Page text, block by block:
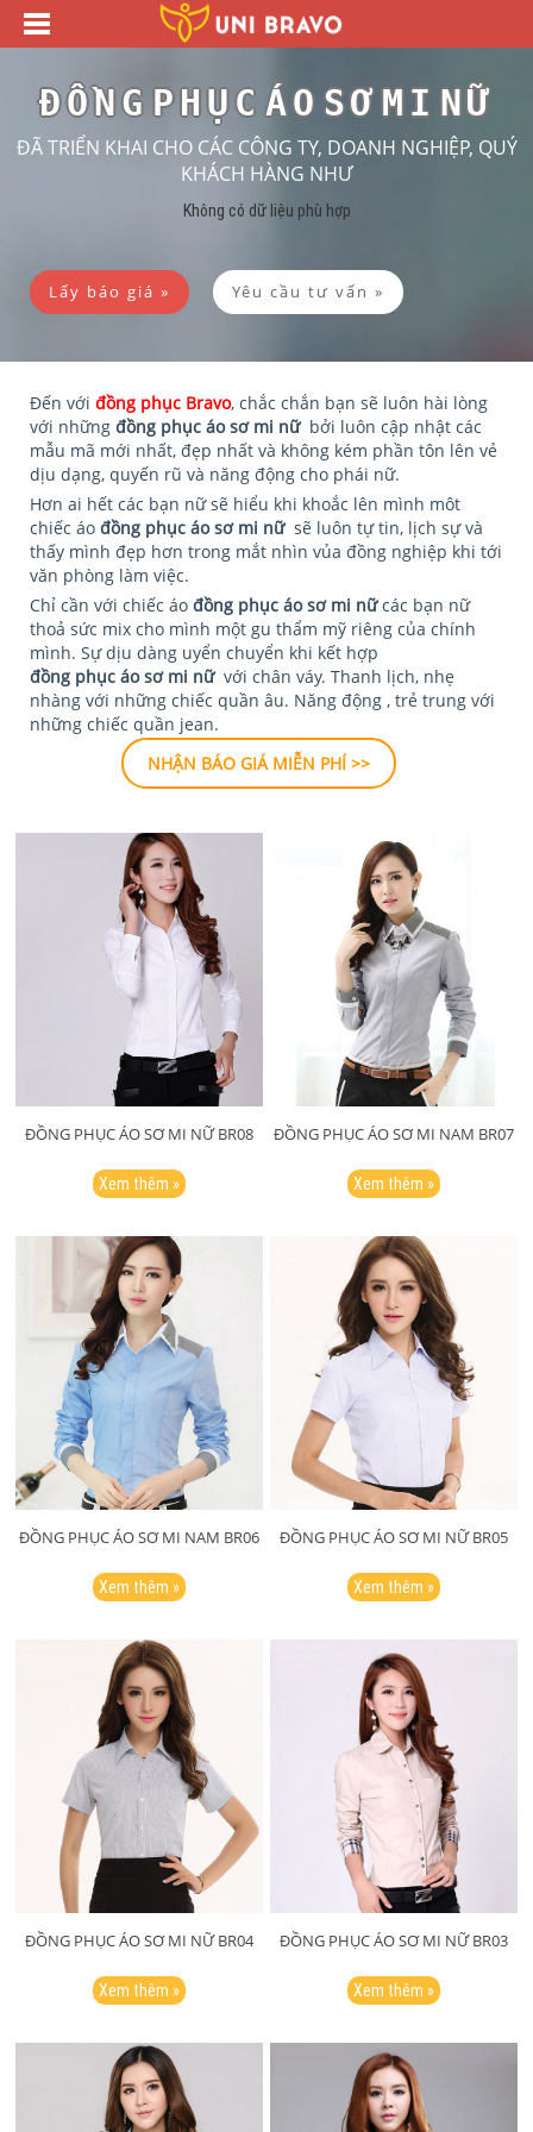
ĐỒNG PHỤC ÁO SƠ MI NỮ
ĐÃ TRIỂN KHAI CHO CÁC CÔNG TY, DOANH NGHIỆP, QUÝ
KHÁCH HÀNG NHƯ
Không có dữ liệu phù hợp
Lấy báo giá » Yêu cầu tư vấn »
Đến với đồng phục Bravo, chắc chắn bạn sẽ luôn hài lòng
với những đồng phục áo sơ mi nữ bởi luôn cập nhật các
mẫu mã mới nhất, đẹp nhất và không kém phần tôn lên vẻ
dịu dạng, quyến rũ và năng động cho phái nữ.
Hơn ai hết các bạn nữ sẽ hiểu khi khoắc lên mình môt
chiếc áo đồng phục áo sơ mi nữ sẽ luôn tự tin, lịch sự và
thấy mình đẹp hơn trong mắt nhìn vủa đồng nghiệp khi tới
văn phòng làm việc.
Chỉ cần với chiếc áo đồng phục áo sơ mi nữcác bạn nữ
thoả sức mix cho mình một gu thẩm mỹ riêng của chính
mình. Sự dịu dàng uyển chuyển khi kết hợp
đồng phục áo sơ mi nữ với chân váy. Thanh lịch, nhẹ
nhàng với những chiếc quần âu. Năng động , trẻ trung với
những chiếc quần jean.
NHẬN BÁO GIÁ MIỄN PHÍ >>
ĐỒNG PHỤC ÁO SƠ MI NỮ BR08
Xem thêm »
ĐỒNG PHỤC ÁO SƠ MI NAM BR07
Xem thêm »
ĐỒNG PHỤC ÁO SƠ MI NAM BR06
Xem thêm »
ĐỒNG PHỤC ÁO SƠ MI NỮ BR05
Xem thêm »
ĐỒNG PHỤC ÁO SƠ MI NỮ BR04
Xem thêm »
ĐỒNG PHỤC ÁO SƠ MI NỮ BR03
Xem thêm »